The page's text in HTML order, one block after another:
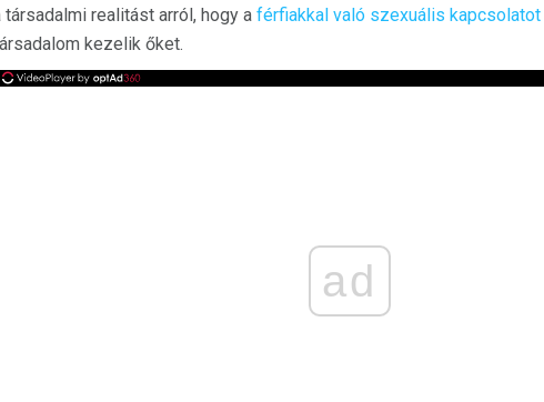
realitást arról, hogy a férfiakkal való szexuális kapcsolatot
kezelik őket.
ad